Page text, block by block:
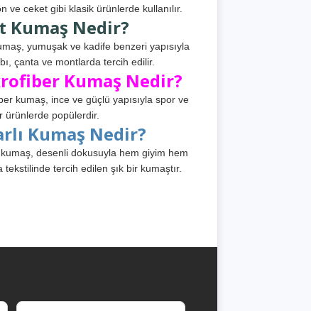
ve ceket gibi klasik ürünlerde kullanılır.
Kumaş Nedir?
yumuşak ve kadife benzeri yapısıyla
çanta ve montlarda tercih edilir.
Kumaş Nedir?
kumaş, ince ve güçlü yapısıyla spor ve
ürünlerde popülerdir.
Kumaş Nedir?
kumaş, desenli dokusuyla hem giyim hem
tekstilinde tercih edilen şık bir kumaştır.